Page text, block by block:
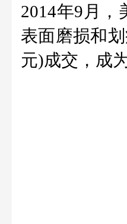
2014年9月
表面磨损和
元)成交，成